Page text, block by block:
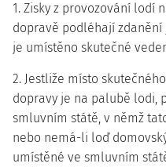
1. Zisky z provozování lodí
dopravě podléhají
je umístěno skutečné
2. Jestliže místo
dopravy je na palubě lodi,
smluvním státě, v němž
nebo nemá-li loď
umístěné ve smluvním